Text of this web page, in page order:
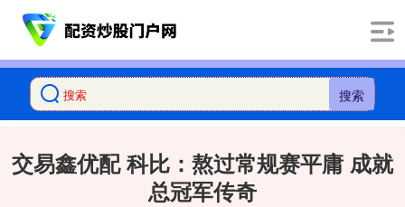
搜索
交易鑫优配 科比：熬过常规赛平庸 成就
总冠军传奇